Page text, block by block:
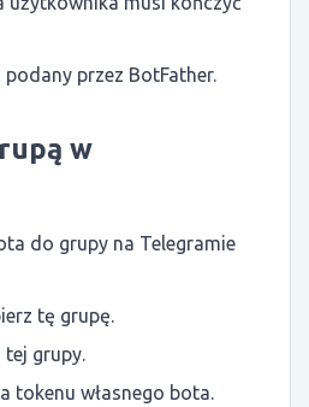
przez BotFather.
w
do grupy na Telegramie
tę grupę.
grupy.
tokenu własnego bota.